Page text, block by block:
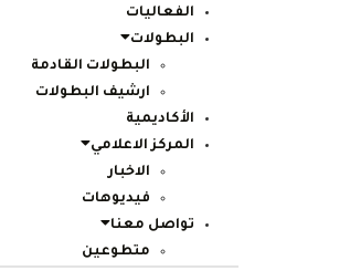
الفعاليات
البطولات
البطولات القادمة
ارشيف البطولات
الأكاديمية
المركز الاعلامي
الاخبار
فيديوهات
تواصل معنا
متطوعين